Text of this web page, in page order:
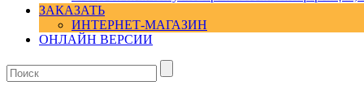
ЗАКАЗАТЬ
ИНТЕРНЕТ-МАГАЗИН
ОНЛАЙН ВЕРСИИ